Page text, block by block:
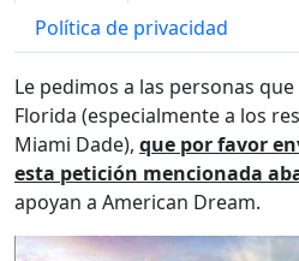
Política de privacidad
Le pedimos a las personas
Florida (especialmente a los
Miami Dade), que por favor
esta petición mencionada
apoyan a American Dream.